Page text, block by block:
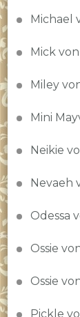
Michael
Mick
Miley
Mini
Neikie
Nevaeh
Odessa
Ossie
Ossie
Pickle